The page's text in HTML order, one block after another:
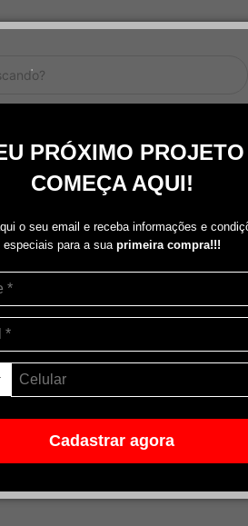
.
PRÓXIMO PROJETO
COMEÇA AQUI!
o seu email e receba informações e
especiais para a sua primeira compra!!!
Cadastrar agora
e Desbaste-Dupla Aplicação
Válvula
(Oxido de Alumínio)